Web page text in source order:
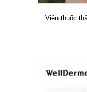
Viên thuốc